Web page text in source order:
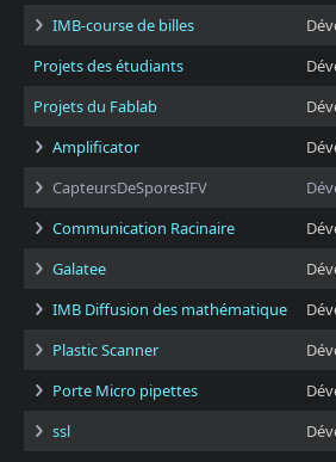
IMB-course de billes
Projets des étudiants
Projets du Fablab
Amplificator
CapteursDeSporesIFV
Communication Racinaire
Galatee
IMB Diffusion des mathématique
Plastic Scanner
Porte Micro pipettes
ssl